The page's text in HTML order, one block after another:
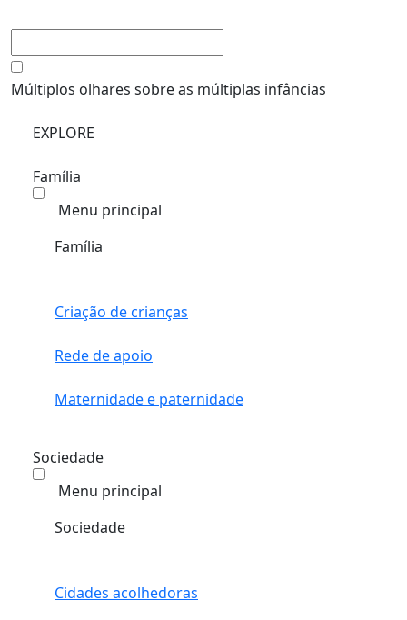
Múltiplos olhares sobre as múltiplas infâncias
EXPLORE
Família
Menu principal
Família
Criação de crianças
Rede de apoio
Maternidade e paternidade
Sociedade
Menu principal
Sociedade
Cidades acolhedoras